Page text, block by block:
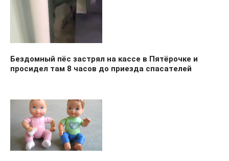
Бездомный пёс застрял на кассе в Пятёрочке и
просидел там 8 часов до приезда спасателей